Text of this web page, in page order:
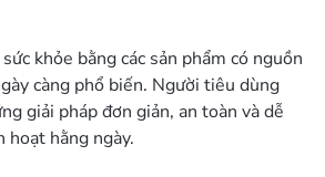
khỏe bằng các sản phẩm có nguồn
càng phổ biến. Người tiêu dùng
giải pháp đơn giản, an toàn và dễ
hoạt hằng ngày.